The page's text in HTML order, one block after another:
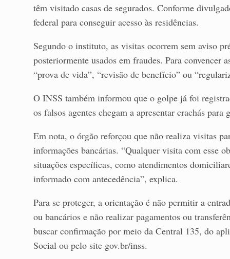
têm visitado casas de segurados. Conforme
federal para conseguir acesso às residências.
Segundo o instituto, as visitas ocorrem sem aviso
posteriormente usados em fraudes. Para
“prova de vida”, “revisão de benefício” ou
O INSS também informou que o golpe já foi
os falsos agentes chegam a apresentar crachás
Em nota, o órgão reforçou que não realiza visitas
informações bancárias. “Qualquer visita com esse
situações específicas, como atendimentos
informado com antecedência”, explica.
Para se proteger, a orientação é não permitir a
ou bancários e não realizar pagamentos ou
buscar confirmação por meio da Central 135, do
Social ou pelo site gov.br/inss.